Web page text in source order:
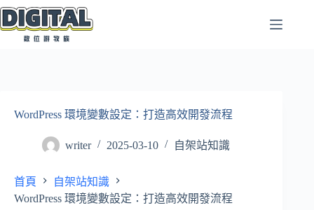
跳
至
WordPress 環境變數設定：打造高效開發流程
writer 2025-03-10 自架站知識
首頁
自架站知識
WordPress 環境變數設定：打造高效開發流程